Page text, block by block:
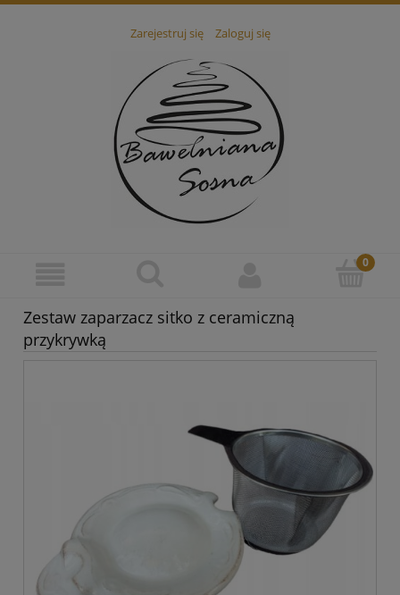
Zarejestruj się Zaloguj się
Zestaw zaparzacz sitko z ceramiczną
przykrywką